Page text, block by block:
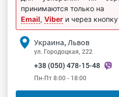
принимаются только на
Email, Viber и через кнопку
Украина, Львов
ул. Городоцкая, 222
+38 (050) 478-15-48
Пн-Пт 8:00 - 18:00